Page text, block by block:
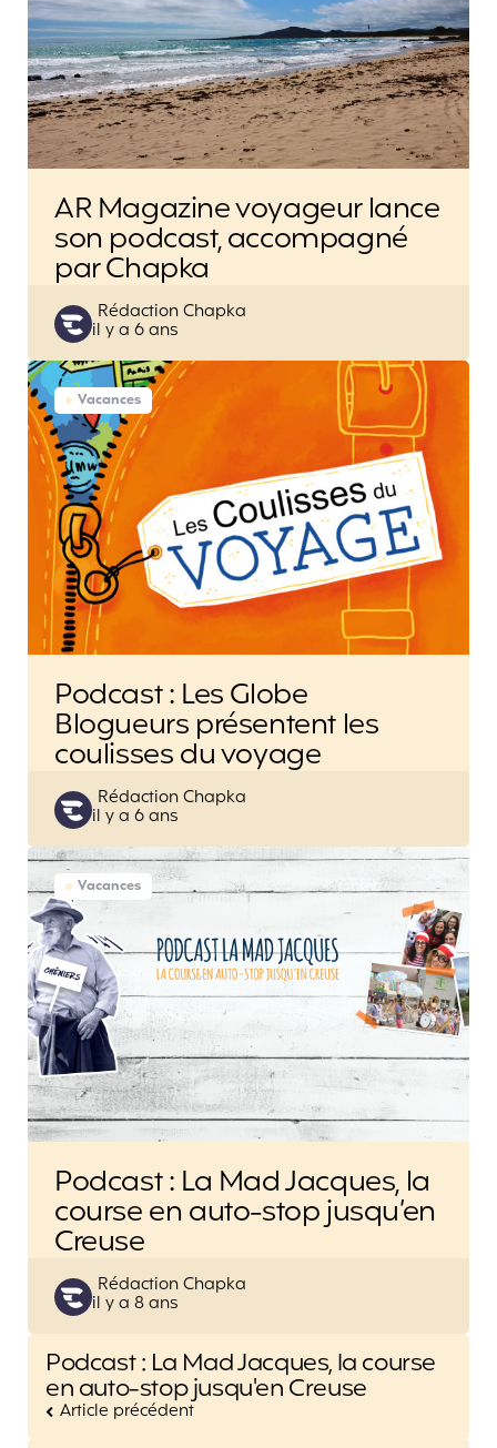
AR Magazine voyageur lance
son podcast, accompagné
par Chapka
Posted
by
Rédaction Chapka
il y a 6 ans
Vacances
Podcast : Les Globe
Blogueurs présentent les
coulisses du voyage
Posted
by
Rédaction Chapka
il y a 6 ans
Vacances
Podcast : La Mad Jacques, la
course en auto-stop jusqu’en
Creuse
Posted
by
Rédaction Chapka
il y a 8 ans
Post
navigation
Podcast : La Mad Jacques, la course
en auto-stop jusqu'en Creuse
Article précédent